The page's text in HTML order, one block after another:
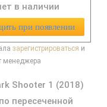
в наличии
при появлении
зарегистрироваться и
менеджера
Shooter 1 (2018)
пересеченной